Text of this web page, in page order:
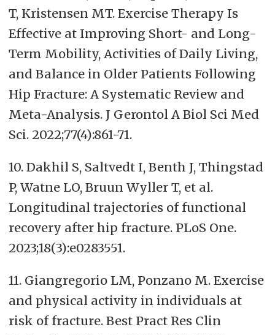
T, Kristensen MT. Exercise Therapy Is
Effective at Improving Short- and Long-
Term Mobility, Activities of Daily Living,
and Balance in Older Patients Following
Hip Fracture: A Systematic Review and
Meta-Analysis. J Gerontol A Biol Sci Med
Sci. 2022;77(4):861-71.
10. Dakhil S, Saltvedt I, Benth J, Thingstad
P, Watne LO, Bruun Wyller T, et al.
Longitudinal trajectories of functional
recovery after hip fracture. PLoS One.
2023;18(3):e0283551.
11. Giangregorio LM, Ponzano M. Exercise
and physical activity in individuals at
risk of fracture. Best Pract Res Clin